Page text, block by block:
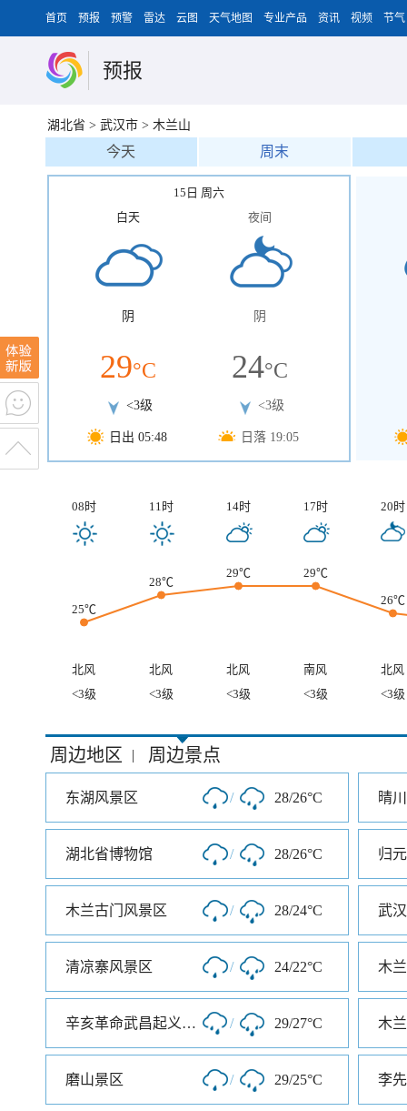
首页 预报 预警 雷达 云图 天气地图 专业产品 资讯 视频 节气
预报
湖北省 > 武汉市 > 木兰山
今天 周末
15日 周六
白天
阴
29°C
<3级
日出 05:48
夜间
阴
24°C
<3级
日落 19:05
08时 11时 14时 17时 20时
25℃
28℃
29℃
29℃
26℃
北风 北风 北风 南风
北风
<3级
<3级 <3级 <3级 <3级
周边地区 | 周边景点
东湖风景区 / 28/26°C 晴
湖北省博物馆 / 28/26°C 归
木兰古门风景区 / 28/24°C 武
清凉寨风景区 / 24/22°C 木
辛亥革命武昌起义纪念馆 / 29/27°C 木
磨山景区 / 29/25°C 李